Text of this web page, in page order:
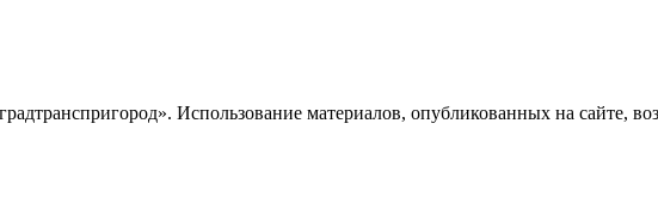
Использование материалов, опубликованных на сайте,